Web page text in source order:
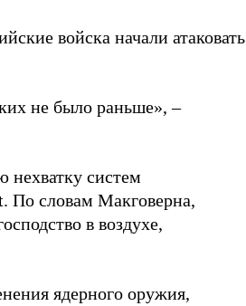
войска начали атаковать
не было раньше», –
нехватку систем
По словам Макговерна,
в воздухе,
ядерного оружия,